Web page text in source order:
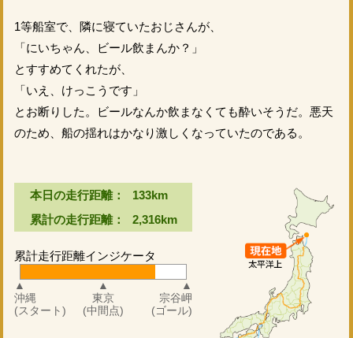
1等船室で、隣に寝ていたおじさんが、
「にいちゃん、ビール飲まんか？」
とすすめてくれたが、
「いえ、けっこうです」
とお断りした。ビールなんか飲まなくても酔いそうだ。悪天
のため、船の揺れはかなり激しくなっていたのである。
本日の走行距離：
133km
累計の走行距離：
2,316km
累計走行距離インジケータ
▲
沖縄
(スタート)
▲
東京
(中間点)
▲
宗谷岬
(ゴール)